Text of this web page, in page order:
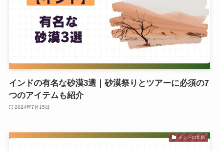
インドの有名な砂漠3選｜砂漠祭りとツアーに必須の7
つのアイテムも紹介
2024年7月15日
インドの文化